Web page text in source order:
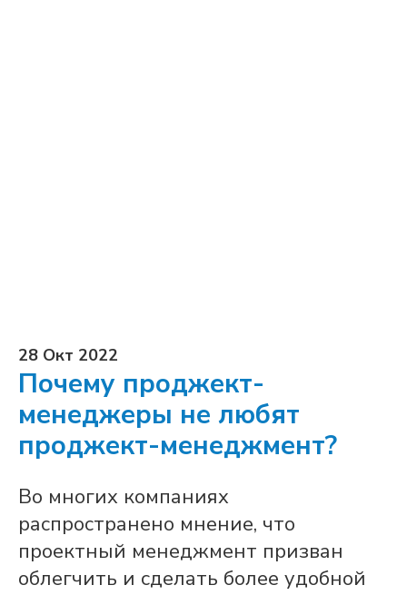
28 Окт 2022
Почему проджект-
менеджеры не любят
проджект-менеджмент?
Во многих компаниях
распространено мнение, что
проектный менеджмент призван
облегчить и сделать более удобной